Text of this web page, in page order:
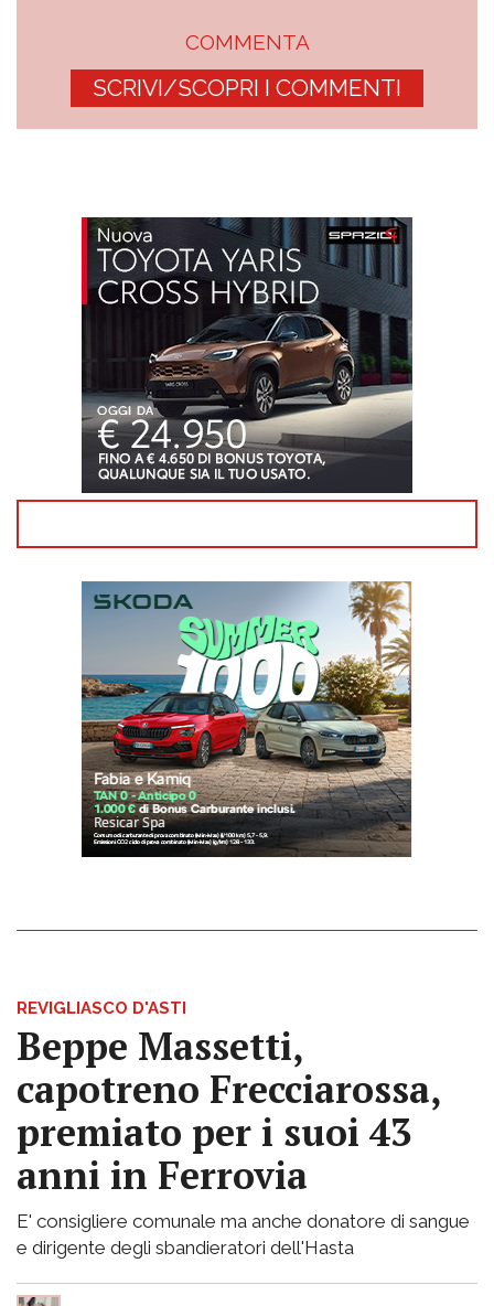
COMMENTA
SCRIVI/SCOPRI I COMMENTI
REVIGLIASCO D'ASTI
Beppe Massetti,
capotreno Frecciarossa,
premiato per i suoi 43
anni in Ferrovia
E' consigliere comunale ma anche donatore di sangue
e dirigente degli sbandieratori dell'Hasta